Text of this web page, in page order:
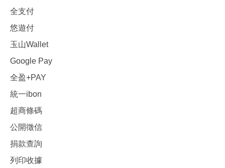
全支付
悠遊付
玉山Wallet
Google Pay
全盈+PAY
統一ibon
超商條碼
公開徵信
捐款查詢
列印收據